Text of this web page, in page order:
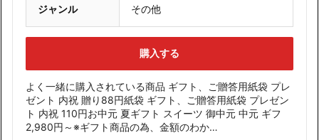
ジャンル その他
購入する
よく一緒に購入されている商品 ギフト、ご贈答用紙袋 プレ
ゼント 内祝 贈り88円紙袋 ギフト、ご贈答用紙袋 プレゼン
ト 内祝 110円お中元 夏ギフト スイーツ 御中元 中元 ギフ
2,980円～※ギフト商品の為、金額のわか…